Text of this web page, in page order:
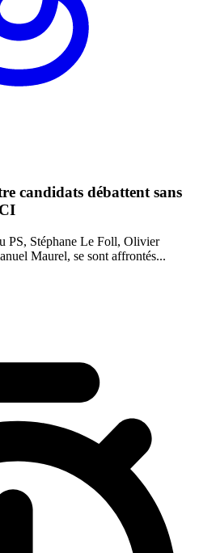
candidats débattent sans
PS, Stéphane Le Foll, Olivier
Maurel, se sont affrontés...